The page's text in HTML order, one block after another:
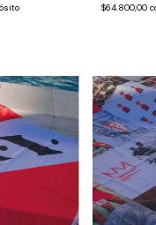
$64.800,00